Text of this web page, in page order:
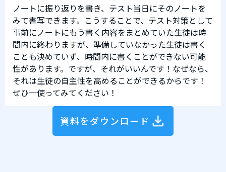
ノートに振り返りを書き、テスト当日にそのノートを
みて書写できます。こうすることで、テスト対策として
事前にノートにもう書く内容をまとめていた生徒は時
間内に終わりますが、準備していなかった生徒は書く
ことも決めていず、時間内に書くことができない可能
性があります。ですが、それがいいんです！なぜなら、
それは生徒の自主性を高めることができるからです！
ぜひ一使ってみてください！
資料をダウンロード